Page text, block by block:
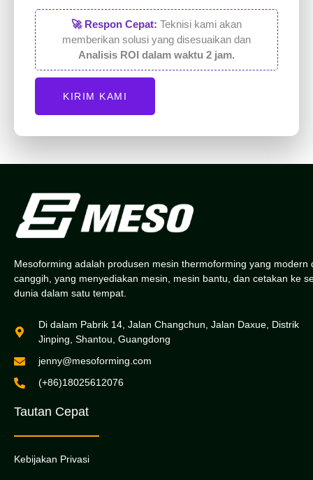
🚀 Respon Cepat: Teknisi kami akan
memberikan solusi yang disesuaikan dan
Analisis ROI dalam waktu 2 jam.
KIRIM KAMI
Mesoforming adalah produsen mesin thermoforming yang modern
canggih, yang menyediakan mesin, mesin bantu, dan cetakan ke
dunia dalam satu tempat.
Di dalam Pabrik 14, Jalan Changchun, Jalan Daxue, Distrik
Jinping, Shantou, Guangdong
jenny@mesoforming.com
(+86)18025612076
Tautan Cepat
Kebijakan Privasi